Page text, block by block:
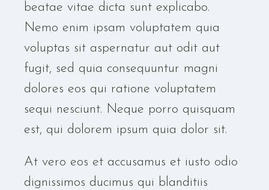
beatae vitae dicta sunt explicabo.
Nemo enim ipsam voluptatem quia
voluptas sit aspernatur aut odit aut
fugit, sed quia consequuntur magni
dolores eos qui ratione voluptatem
sequi nesciunt. Neque porro quisquam
est, qui dolorem ipsum quia dolor sit.
At vero eos et accusamus et iusto odio
dignissimos ducimus qui blanditiis